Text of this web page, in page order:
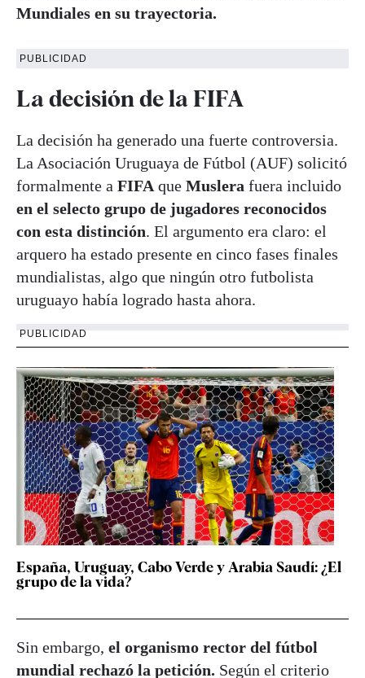
Mundiales en su trayectoria.
PUBLICIDAD
La decisión de la FIFA
La decisión ha generado una fuerte controversia.
La Asociación Uruguaya de Fútbol (AUF) solicitó
formalmente a FIFA que Muslera fuera incluido
en el selecto grupo de jugadores reconocidos
con esta distinción. El argumento era claro: el
arquero ha estado presente en cinco fases finales
mundialistas, algo que ningún otro futbolista
uruguayo había logrado hasta ahora.
PUBLICIDAD
España, Uruguay, Cabo Verde y Arabia Saudí: ¿El
grupo de la vida?
Sin embargo, el organismo rector del fútbol
mundial rechazó la petición. Según el criterio